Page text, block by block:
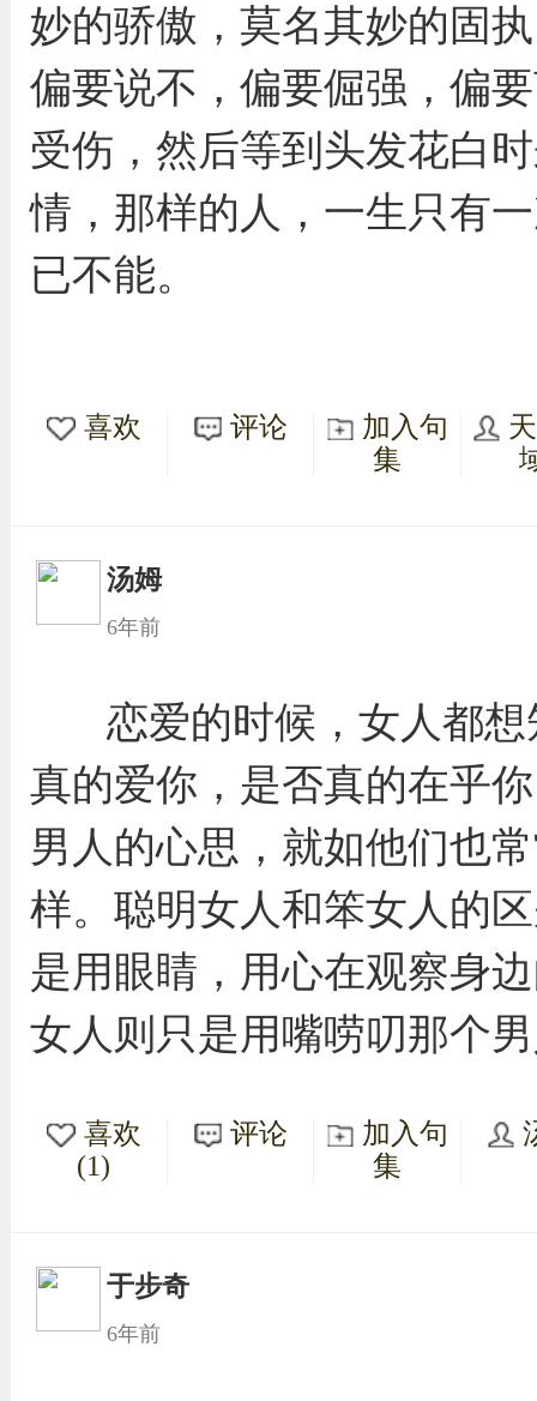
妙的骄傲，莫名其妙的固
偏要说不，偏要倔强，偏
受伤，然后等到头发花白
情，那样的人，一生只有
已不能。
喜欢 评论
加入句
集
汤姆
6年前
恋爱的时候，女人都
真的爱你，是否真的在乎
男人的心思，就如他们也
样。聪明女人和笨女人的
是用眼睛，用心在观察身
女人则只是用嘴唠叨那个
喜欢
(1)
评论
加入句
集
于步奇
6年前